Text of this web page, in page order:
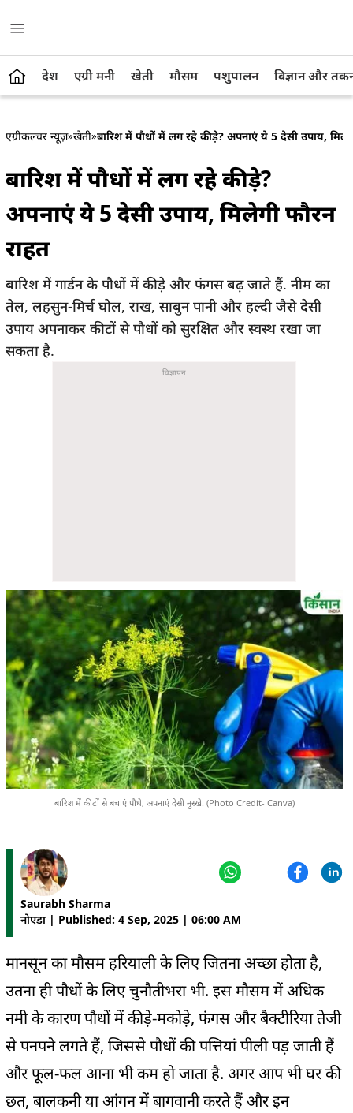
देश एग्री मनी खेती मौसम पशुपालन विज्ञान और
एग्रीकल्चर न्यूज़»खेती»बारिश में पौधों में लग रहे कीड़े? अपनाएं ये 5 देसी उपाय,
बारिश में पौधों में लग रहे कीड़े?
अपनाएं ये 5 देसी उपाय, मिलेगी फौरन
राहत
बारिश में गार्डन के पौधों में कीड़े और फंगस बढ़ जाते हैं. नीम का
तेल, लहसुन-मिर्च घोल, राख, साबुन पानी और हल्दी जैसे देसी
उपाय अपनाकर कीटों से पौधों को सुरक्षित और स्वस्थ रखा जा
सकता है.
बारिश में कीटों से बचाएं पौधे, अपनाएं देसी नुस्खे. (Photo Credit- Canva)
Saurabh Sharma
नोएडा | Published: 4 Sep, 2025 | 06:00 AM
मानसून का मौसम हरियाली के लिए जितना अच्छा होता है,
उतना ही पौधों के लिए चुनौतीभरा भी. इस मौसम में अधिक
नमी के कारण पौधों में कीड़े-मकोड़े, फंगस और बैक्टीरिया तेजी
से पनपने लगते हैं, जिससे पौधों की पत्तियां पीली पड़ जाती हैं
और फूल-फल आना भी कम हो जाता है. अगर आप भी घर की
छत, बालकनी या आंगन में बागवानी करते हैं और इन